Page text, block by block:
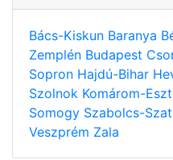
Bács-Kiskun Baranya
Zemplén Budapest
Sopron Hajdú-Bihar
Szolnok Komárom-
Somogy Szabolcs-
Veszprém Zala